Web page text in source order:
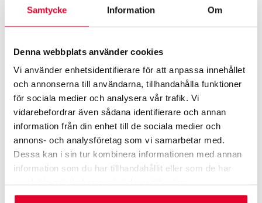
Samtycke Information Om
Denna webbplats använder cookies
Vi använder enhetsidentifierare för att anpassa innehållet
och annonserna till användarna, tillhandahålla funktioner
för sociala medier och analysera vår trafik. Vi
vidarebefordrar även sådana identifierare och annan
information från din enhet till de sociala medier och
annons- och analysföretag som vi samarbetar med.
Dessa kan i sin tur kombinera informationen med annan
information som du har tillhandahållit eller som de har
GRAVERADE SKYLTAR FÖR KÄLLSORTERING
Källsortering Färgpatroner
– 60 mm
60kr
KÄLLSORTERING PÅ ENGELSKA
Källsortering Food waste
– 60 mm
60kr